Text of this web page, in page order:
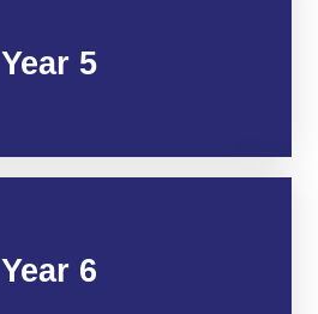
Year 5
Year 6